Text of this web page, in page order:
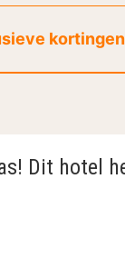
Dit hotel